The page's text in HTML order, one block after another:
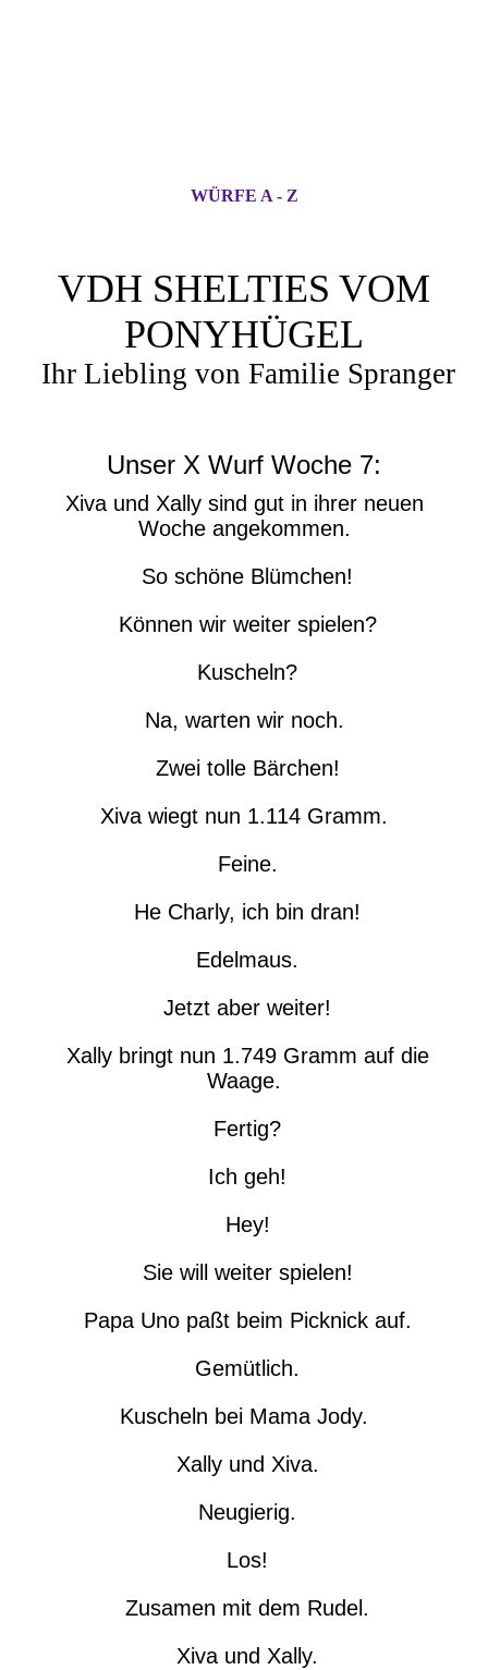
WÜRFE A - Z
VDH SHELTIES VOM
PONYHÜGEL
Ihr Liebling von Familie Spranger
Unser X Wurf Woche 7:
Xiva und Xally sind gut in ihrer neuen
Woche angekommen.
So schöne Blümchen!
Können wir weiter spielen?
Kuscheln?
Na, warten wir noch.
Zwei tolle Bärchen!
Xiva wiegt nun 1.114 Gramm.
Feine.
He Charly, ich bin dran!
Edelmaus.
Jetzt aber weiter!
Xally bringt nun 1.749 Gramm auf die
Waage.
Fertig?
Ich geh!
Hey!
Sie will weiter spielen!
Papa Uno paßt beim Picknick auf.
Gemütlich.
Kuscheln bei Mama Jody.
Xally und Xiva.
Neugierig.
Los!
Zusamen mit dem Rudel.
Xiva und Xally.